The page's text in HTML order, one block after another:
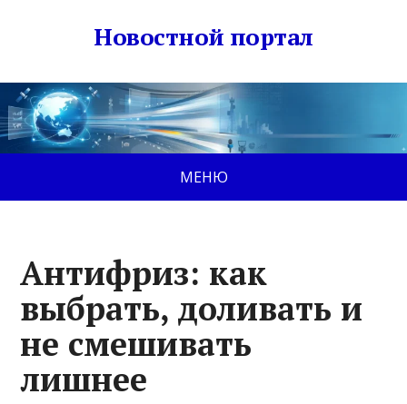
Новостной портал
МЕНЮ
Антифриз: как
выбрать, доливать и
не смешивать
лишнее